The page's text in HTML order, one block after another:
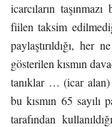
icarcıların
fiilen taksim
paylaştırıldığı,
gösterilen kısmın
tanıklar … (icar alan)
bu kısmın 65 sayılı
tarafından